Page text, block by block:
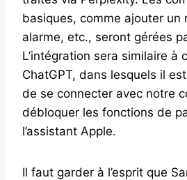
basiques, comme ajouter un
alarme, etc., seront gérées
L’intégration sera similaire à
ChatGPT, dans lesquels il
de se connecter avec notre
débloquer les fonctions de
l’assistant Apple.
Il faut garder à l’esprit que